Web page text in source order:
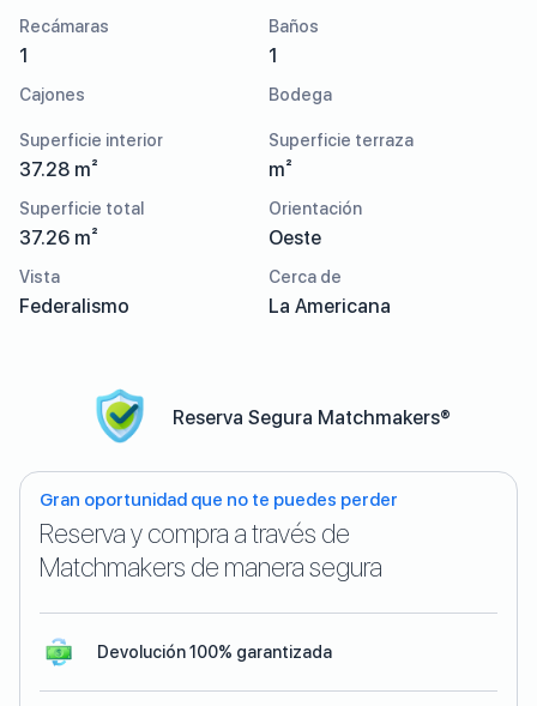
Recámaras
1
Baños
1
Cajones Bodega
Superficie interior
37.28 m²
Superficie terraza
m²
Superficie total
37.26 m²
Orientación
Oeste
Vista
Federalismo
Cerca de
La Americana
Reserva Segura Matchmakers®
Gran oportunidad que no te puedes perder
Reserva y compra a través de
Matchmakers de manera segura
Devolución 100% garantizada